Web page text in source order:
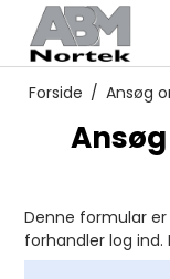
Forside / Ansøg
Denne formular
forhandler log